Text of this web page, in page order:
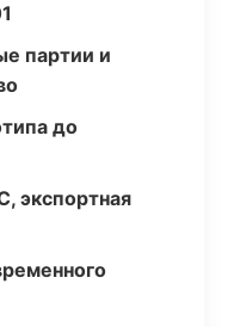
партии и
до
экспортная